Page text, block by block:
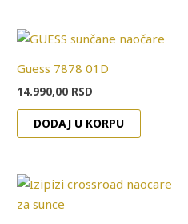
Guess 7878 01D
14.990,00 RSD
DODAJ U KORPU
Ovaj